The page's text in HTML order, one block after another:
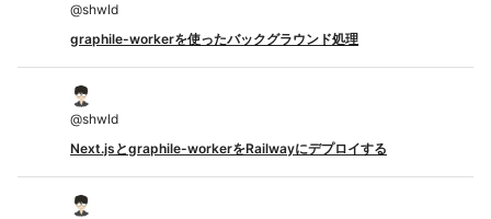
@shwld
graphile-workerを使ったバックグラウンド処理
@shwld
Next.jsとgraphile-workerをRailwayにデプロイする